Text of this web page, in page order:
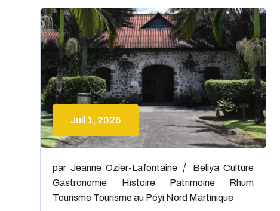
Juil 1, 2026
par Jeanne Ozier-Lafontaine Beliya Culture
Gastronomie
Histoire Patrimoine
Rhum
Tourisme Tourisme au Péyi Nord Martinique